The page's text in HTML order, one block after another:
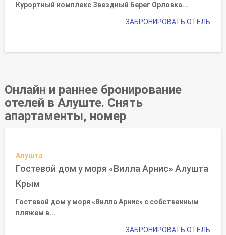
Курортный комплекс Звездный Берег Орловка...
ЗАБРОНИРОВАТЬ ОТЕЛЬ
Онлайн и раннее бронирование
отелей в Алуште. Снять
апартаменты, номер
Алушта
Гостевой дом у моря «Вилла Арнис» Алушта
Крым
Гостевой дом у моря «Вилла Арнис» с собственным
пляжем в...
ЗАБРОНИРОВАТЬ ОТЕЛЬ